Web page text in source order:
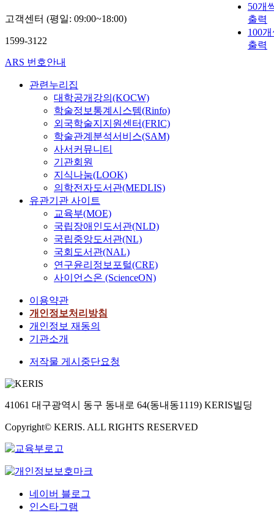
50개
출력
100
출력
고객센터 (평일: 09:00~18:00)
1599-3122
ARS 번호안내
관련누리집
대학공개강의(KOCW)
학술정보통계시스템(Rinfo)
외국학술지지원센터(FRIC)
학술관계분석서비스(SAM)
사서커뮤니티
기관회원
지식나눔(LOOK)
의학전자도서관(MEDLIS)
유관기관 사이트
교육부(MOE)
국립장애인도서관(NLD)
국립중앙도서관(NL)
국회도서관(NAL)
연구윤리정보포털(CRE)
사이언스온 (ScienceON)
이용약관
개인정보처리방침
개인정보 재동의
기관소개
저작물 게시중단요청
41061 대구광역시 동구 동내로 64(동내동1119) KERIS빌딩
Copyright© KERIS. ALL RIGHTS RESERVED
네이버 블로그
인스타그램